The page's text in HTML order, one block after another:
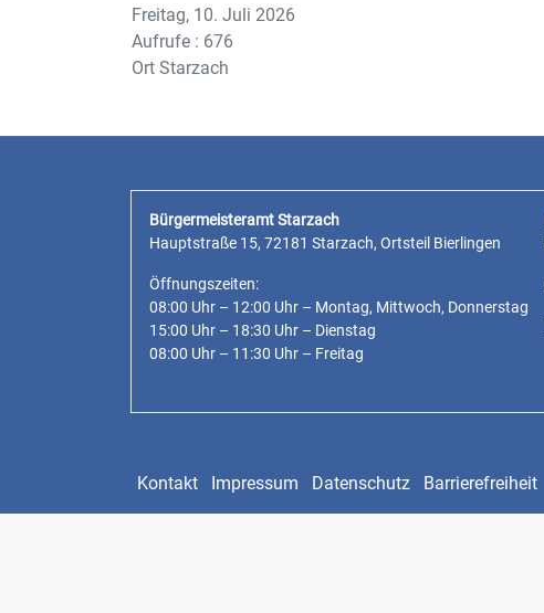
Freitag, 10. Juli 2026
Aufrufe : 676
Ort Starzach
Bürgermeisteramt Starzach
Hauptstraße 15, 72181 Starzach, Ortsteil Bierlingen
Öffnungszeiten:
08:00 Uhr – 12:00 Uhr – Montag, Mittwoch, Donnerstag
15:00 Uhr – 18:30 Uhr – Dienstag
08:00 Uhr – 11:30 Uhr – Freitag
Kontakt Impressum Datenschutz Barrierefreiheit